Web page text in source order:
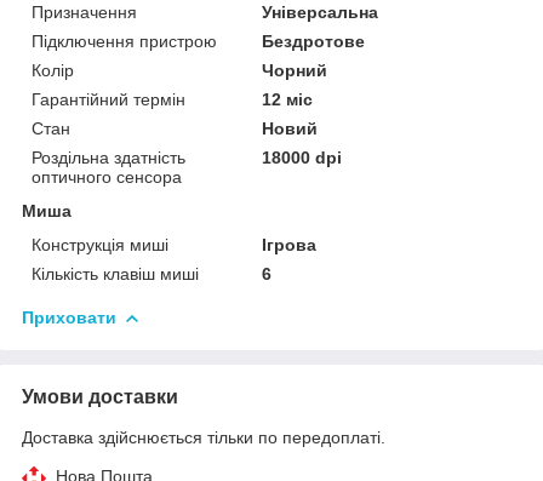
Призначення
Універсальна
Підключення пристрою
Бездротове
Колір
Чорний
Гарантійний термін
12 міс
Стан
Новий
Роздільна здатність
оптичного сенсора
18000 dpi
Миша
Конструкція миші
Ігрова
Кількість клавіш миші
6
Приховати
Умови доставки
Доставка здійснюється тільки по передоплаті.
Нова Пошта